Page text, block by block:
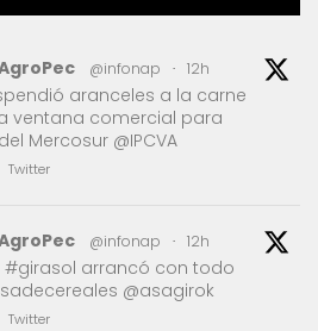
@infonap · 12h
aranceles a la carne
ventana comercial para
Mercosur @IPCVA
Twitter
@infonap · 12h
#girasol arrancó con todo
@asagirok
Twitter